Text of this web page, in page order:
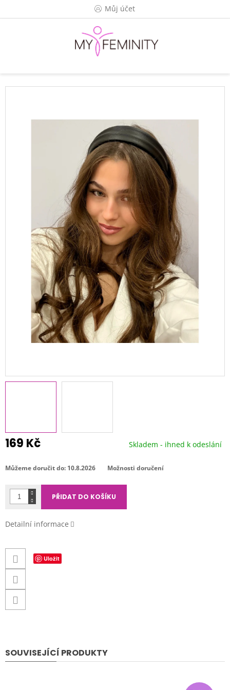
Můj účet
169 Kč
cena:
Skladem - ihned k odeslání
Můžeme doručit do: 10.8.2026 Možnosti doručení
PŘIDAT DO KOŠÍKU
Detailní informace
Uložit
SOUVISEJÍCÍ PRODUKTY